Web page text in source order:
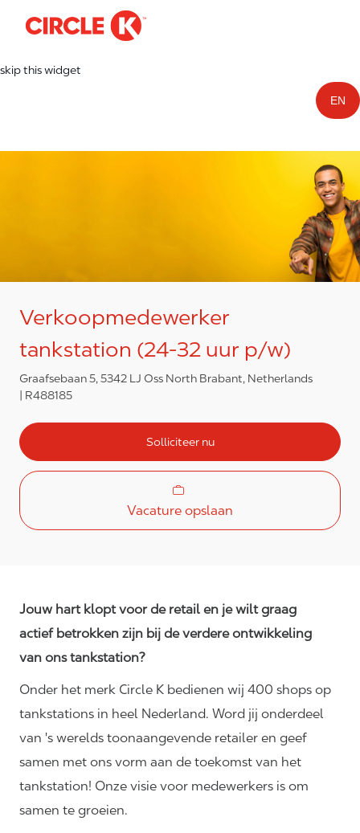
skip this widget
EN
Verkoopmedewerker
tankstation (24-32 uur p/w)
Graafsebaan 5, 5342 LJ Oss North Brabant, Netherlands
R488185
Solliciteer nu
Vacature opslaan
Jouw hart klopt voor de retail en je wilt graag
actief betrokken zijn bij de verdere ontwikkeling
van ons tankstation?
Onder het merk Circle K bedienen wij 400 shops op
tankstations in heel Nederland. Word jij onderdeel
van 's werelds toonaangevende retailer en geef
samen met ons vorm aan de toekomst van het
tankstation! Onze visie voor medewerkers is om
samen te groeien.